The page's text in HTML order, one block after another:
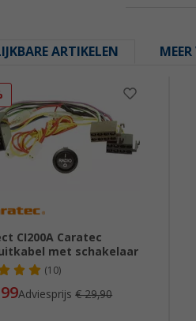
ARTIKELEN
CI200A Caratec
met schakelaar
(10)
Adviesprijs€ 29,90